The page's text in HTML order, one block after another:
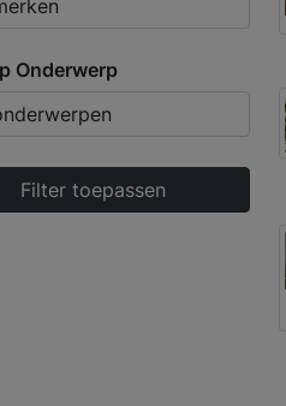
Onderwerp
Filter toepassen